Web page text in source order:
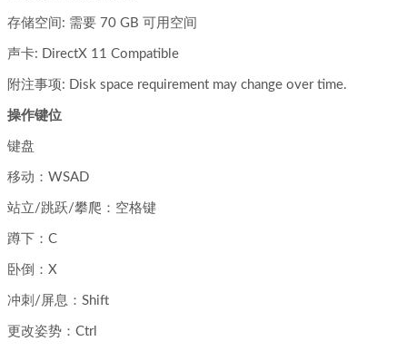
存储空间: 需要 70 GB 可用空间
声卡: DirectX 11 Compatible
附注事项: Disk space requirement may change over time.
操作键位
键盘
移动：WSAD
站立/跳跃/攀爬：空格键
蹲下：C
卧倒：X
冲刺/屏息：Shift
更改姿势：Ctrl